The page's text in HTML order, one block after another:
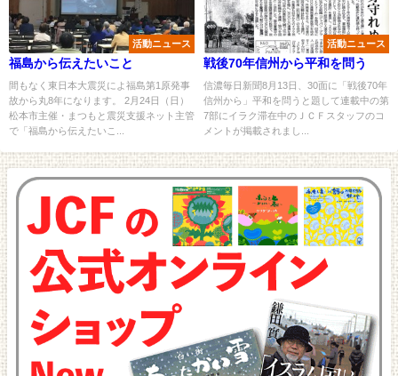
活動ニュース
福島から伝えたいこと
間もなく東日本大震災によ福島第1原発事
故から丸8年になります。 2月24日（日）
松本市主催・まつもと震災支援ネット主管
で「福島から伝えたいこ...
活動ニュース
戦後70年信州から平和を問う
信濃毎日新聞8月13日、30面に「戦後70年
信州から」平和を問うと題して連載中の第
7部にイラク滞在中のＪＣＦスタッフのコ
メントが掲載されまし...